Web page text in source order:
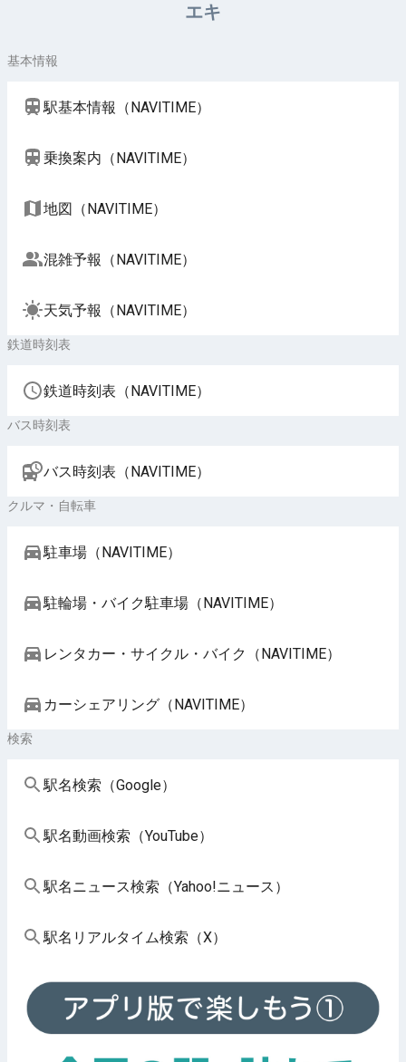
エキ
基本情報
駅基本情報（NAVITIME）
乗換案内（NAVITIME）
地図（NAVITIME）
混雑予報（NAVITIME）
天気予報（NAVITIME）
鉄道時刻表
鉄道時刻表（NAVITIME）
バス時刻表
バス時刻表（NAVITIME）
クルマ・自転車
駐車場（NAVITIME）
駐輪場・バイク駐車場（NAVITIME）
レンタカー・サイクル・バイク（NAVITIME）
カーシェアリング（NAVITIME）
検索
駅名検索（Google）
駅名動画検索（YouTube）
駅名ニュース検索（Yahoo!ニュース）
駅名リアルタイム検索（X）